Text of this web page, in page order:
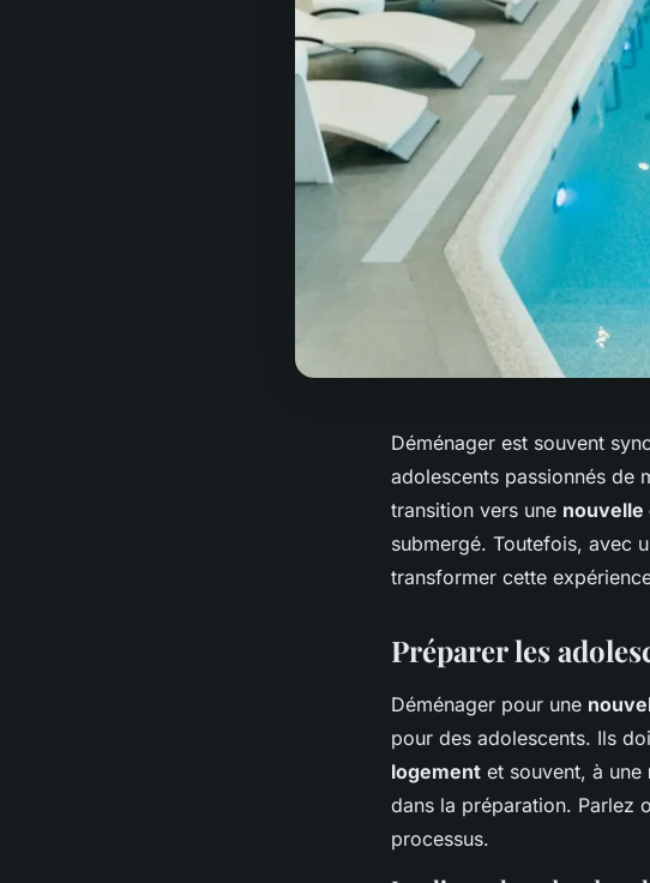
Déménager est souvent
adolescents passionnés de
transition vers une nouvelle
submergé. Toutefois, avec
transformer cette
Préparer les
Déménager pour une
pour des adolescents. Ils
logement et souvent, à une
dans la préparation. Parlez
processus.